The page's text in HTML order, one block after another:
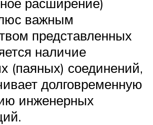
важным
представленных
наличие
(паяных) соединений,
долговременную
инженерных